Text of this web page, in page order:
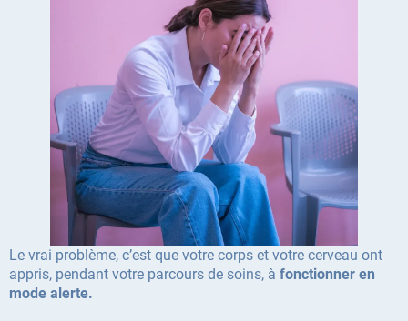
Le vrai problème, c’est que votre corps et votre cerveau ont
appris, pendant votre parcours de soins, à fonctionner en
mode alerte.